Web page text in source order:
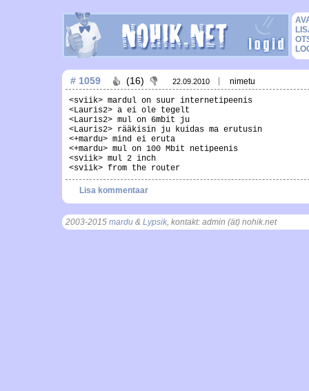
# 1059 (16) 22.09.2010
nimetu
<sviik> mardul on suur internetipeenis
<Lauris2> a ei ole tegelt
<Lauris2> mul on 6mbit ju
<Lauris2> rääkisin ju kuidas ma erutusin
<+mardu> mind ei eruta
<+mardu> mul on 100 Mbit netipeenis
<sviik> mul 2 inch
<sviik> from the router
Lisa kommentaar
2003-2015 mardu & Lypsik, kontakt: admin (ät) nohik.net, t =